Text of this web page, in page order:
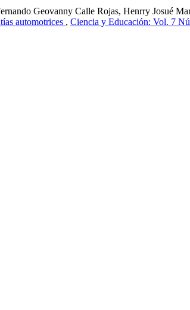
Geovanny Calle Rojas, Henrry Josué
automotrices , Ciencia y Educación: Vol. 7